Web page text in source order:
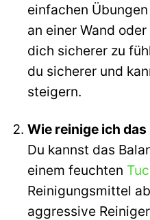
einfachen
an einer Wand
dich sicherer zu
du sicherer und
steigern.
Wie reinige ich
Du kannst das
einem feuchten
Reinigungsmittel
aggressive